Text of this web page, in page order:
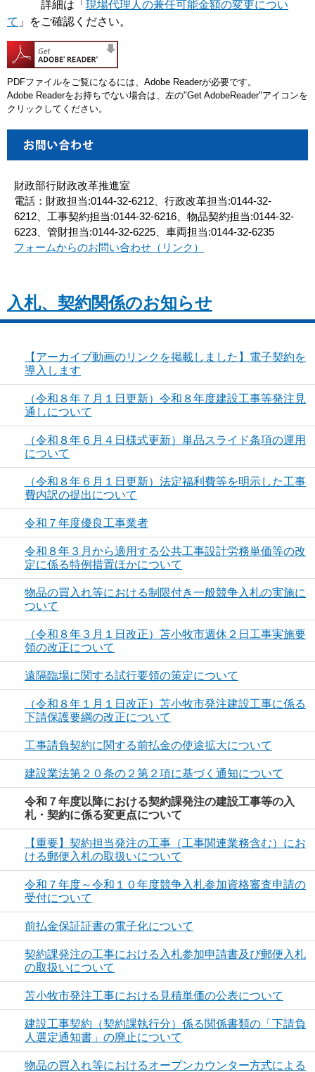
詳細は「 現場代理人の兼任可能金額の変更につい
て 」をご確認ください。
PDFファイルをご覧になるには、Adobe Readerが必要です。
Adobe Readerをお持ちでない場合は、左の"Get AdobeReader"アイコンを
クリックしてください。
財政部行財政改革推進室
電話：財政担当:0144-32-6212、行政改革担当:0144-32-
6212、工事契約担当:0144-32-6216、物品契約担当:0144-32-
6223、管財担当:0144-32-6225、車両担当:0144-32-6235
フォームからのお問い合わせ（リンク）
入札、契約関係のお知らせ
【アーカイブ動画のリンクを掲載しました】電子契約を
導入します
（令和８年７月１日更新）令和８年度建設工事等発注見
通しについて
（令和８年６月４日様式更新）単品スライド条項の運用
について
（令和８年６月１日更新）法定福利費等を明示した工事
費内訳の提出について
令和７年度優良工事業者
令和８年３月から適用する公共工事設計労務単価等の改
定に係る特例措置ほかについて
物品の買入れ等における制限付き一般競争入札の実施に
ついて
（令和８年３月１日改正）苫小牧市週休２日工事実施要
領の改正について
遠隔臨場に関する試行要領の策定について
（令和８年１月１日改正）苫小牧市発注建設工事に係る
下請保護要綱の改正について
工事請負契約に関する前払金の使途拡大について
建設業法第２０条の２第２項に基づく通知について
令和７年度以降における契約課発注の建設工事等の入
札・契約に係る変更点について
【重要】契約担当発注の工事（工事関連業務含む）にお
ける郵便入札の取扱いについて
令和７年度～令和１０年度競争入札参加資格審査申請の
受付について
前払金保証証書の電子化について
契約課発注の工事における入札参加申請書及び郵便入札
の取扱いについて
苫小牧市発注工事における見積単価の公表について
建設工事契約（契約課執行分）係る関係書類の「下請負
人選定通知書」の廃止について
物品の買入れ等におけるオープンカウンター方式による